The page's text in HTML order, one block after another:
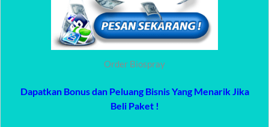
Order Biospray
Dapatkan Bonus dan Peluang Bisnis Yang Menarik Jika
Beli Paket !